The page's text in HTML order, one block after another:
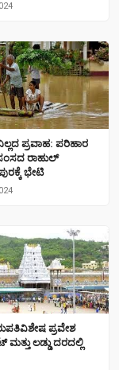
ಪ್ರವಾಹ: ಪರಿಹಾರ
ರಾಹುಲ್
ಭೇಟಿ
ಪ್ರವೇಶ
ಲಡ್ಡು ದರದಲ್ಲಿ